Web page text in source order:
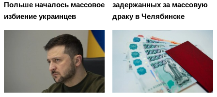
Польше началось массовое
избиение украинцев
задержанных за массовую
драку в Челябинске